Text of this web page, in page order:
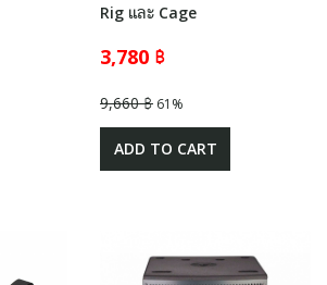
Rig และ Cage
3,780 ฿
9,660 ฿ 61%
ADD TO CART